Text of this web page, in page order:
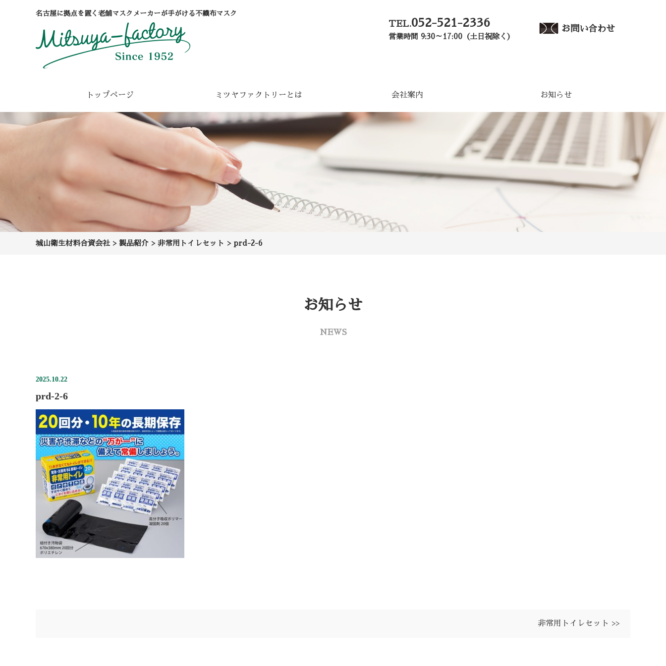
名古屋に拠点を置く老舗マスクメーカーが手がける不織布マスク
TEL.052-521-2336
営業時間 9:30～17:00（土日祝除く）
お問い合わせ
トップページ ミツヤファクトリーとは 会社案内 お知らせ
城山衛生材料合資会社 > 製品紹介 > 非常用トイレセット > prd-2-6
お知らせ
NEWS
2025.10.22
prd-2-6
非常用トイレセット >>